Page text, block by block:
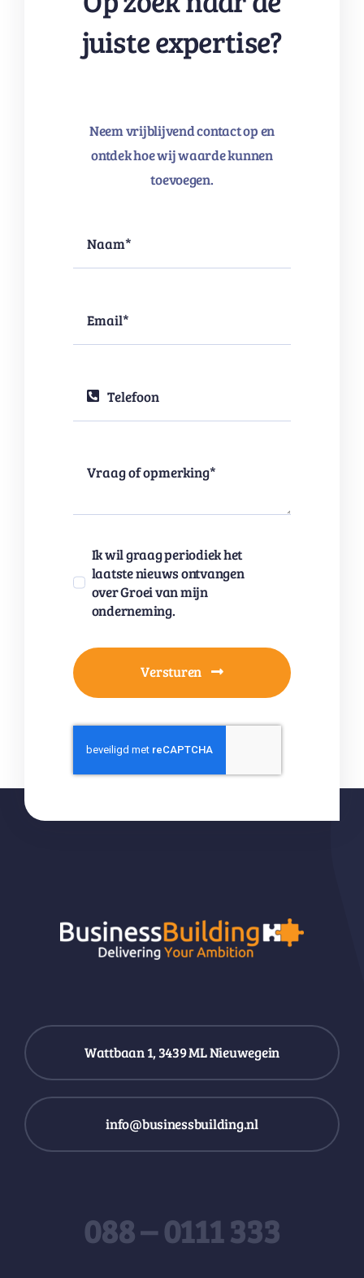
juiste expertise?
Neem vrijblijvend contact op en
ontdek hoe wij waarde kunnen
toevoegen.
Ik wil graag periodiek het
laatste nieuws ontvangen
over Groei van mijn
onderneming.
Versturen
Wattbaan 1, 3439 ML Nieuwegein
info@businessbuilding.nl
088 – 0111 333